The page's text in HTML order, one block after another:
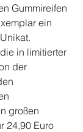
Gummireifen
ein
in limitierter
der
großen
24,90 Euro